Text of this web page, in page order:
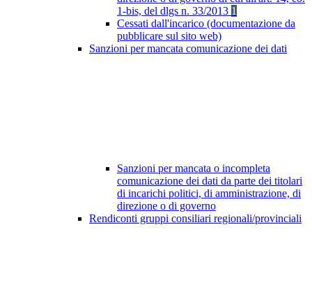
1-bis, del dlgs n. 33/2013 1
Cessati dall'incarico (documentazione da
pubblicare sul sito web)
Sanzioni per mancata comunicazione dei dati
Sanzioni per mancata o incompleta
comunicazione dei dati da parte dei titolari
di incarichi politici, di amministrazione, di
direzione o di governo
Rendiconti gruppi consiliari regionali/provinciali